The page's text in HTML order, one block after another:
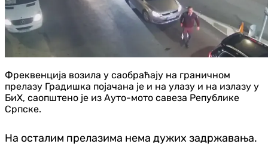
Фреквенција возила у саобраћају на граничном
прелазу Градишка појачана је и на улазу и на излазу у
БиХ, саопштено је из Ауто-мото савеза Републике
Српске.
На осталим прелазима нема дужих задржавања.